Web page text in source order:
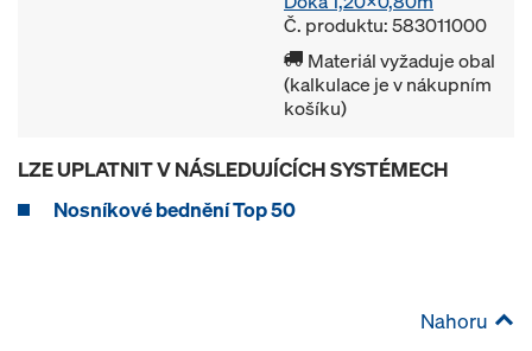
Č. produktu: 583011000
Materiál vyžaduje obal
(kalkulace je v nákupním
košíku)
LZE UPLATNIT V NÁSLEDUJÍCÍCH SYSTÉMECH
Nosníkové bednění Top 50
Nahoru